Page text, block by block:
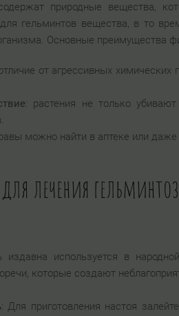
природные вещества,
гельминтов вещества, в то
Основные преимущества
от агрессивных
: растения не только
можно найти в аптеке или даже
лечения
используется в
которые создают
: Для приготовления настоя